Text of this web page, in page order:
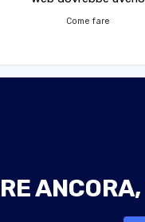
Come fare